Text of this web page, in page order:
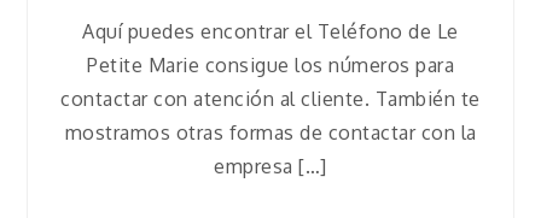
Aquí puedes encontrar el Teléfono de Le
Petite Marie consigue los números para
contactar con atención al cliente. También te
mostramos otras formas de contactar con la
empresa […]